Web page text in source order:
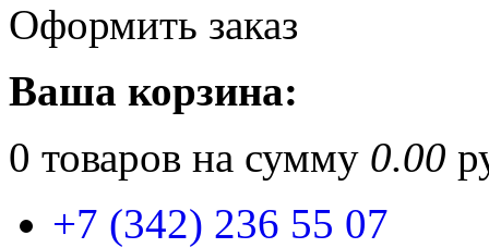
Оформить заказ
Ваша корзина:
0 товаров на сумму 0.00
+7 (342) 236 55 07